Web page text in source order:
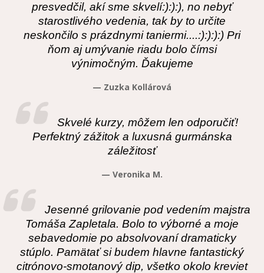
presvedčil, akí sme skvelí:):):), no nebyť
starostlivého vedenia, tak by to určite
neskončilo s prázdnymi taniermi....:):):):) Pri
ňom aj umývanie riadu bolo čímsi
výnimočným. Ďakujeme
— Zuzka Kollárová
Skvelé kurzy, môžem len odporučiť!
Perfektný zážitok a luxusná gurmánska
záležitosť
— Veronika M.
Jesenné grilovanie pod vedením majstra
Tomáša Zapletala. Bolo to výborné a moje
sebavedomie po absolvovaní dramaticky
stúplo. Pamätať si budem hlavne fantastický
citrónovo-smotanový dip, všetko okolo kreviet